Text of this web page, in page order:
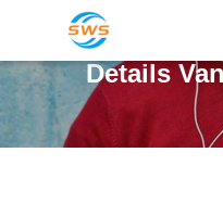
Details